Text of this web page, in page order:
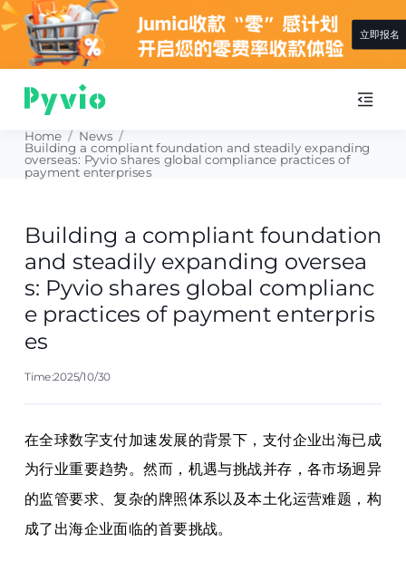
立即报名
Home / News /
Building a compliant foundation and steadily expanding
overseas: Pyvio shares global compliance practices of
payment enterprises
Building a compliant foundation
and steadily expanding oversea
s: Pyvio shares global complianc
e practices of payment enterpris
es
Time:2025/10/30
在全球数字支付加速发展的背景下，支付企业出海已成
为行业重要趋势。然而，机遇与挑战并存，各市场迥异
的监管要求、复杂的牌照体系以及本土化运营难题，构
成了出海企业面临的首要挑战。